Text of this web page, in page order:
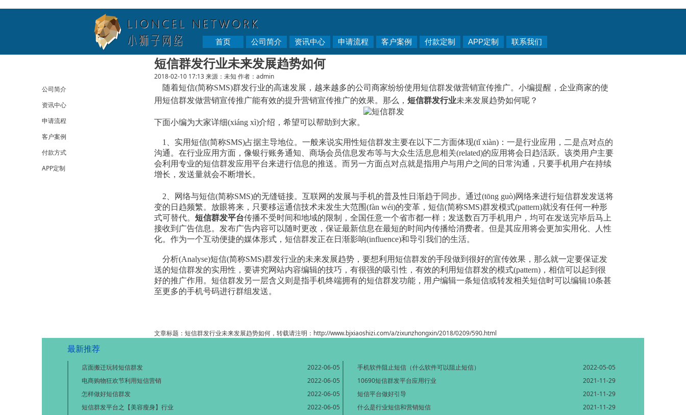
首页 公司简介 资讯中心 申请流程 客户案例 付款定制 APP定制 联系我们
公司简介
资讯中心
申请流程
客户案例
付款方式
APP定制
短信群发行业未来发展趋势如何
2018-02-10 17:13来源：未知 作者：admin
随着短信(简称SMS)群发行业的高速发展，越来越多的公司商家纷纷使用短信群发做营销宣传推广。小编提醒，企业商家的使
用短信群发做营销宣传推广能有效的提升营销宣传推广的效果。那么， 短信群发行业未来发展趋势如何呢？
下面小编为大家详细(xiáng xì)介绍，希望可以帮助到大家。
1、实用短信(简称SMS)占据主导地位。一般来说实用性短信群发主要在以下二方面体现(tǐ xiàn)：一是行业应用，二是点对点的
沟通。在行业应用方面，像银行账务通知、商场会员信息发布等与大众生活息息相关(related)的应用将会日趋活跃。该类用户主要
会利用专业的短信群发应用平台来进行信息的推送。而另一方面点对点就是指用户与用户之间的日常沟通，只要手机用户在持续
增长，发送量就会不断增长。
2、网络与短信(简称SMS)的无缝链接。互联网的发展与手机的普及性日渐趋于同步。通过(tōng guò)网络来进行短信群发发送将
变的日趋频繁。 放眼将来，只要移运通信技术未发生大范围(fàn wéi)的变革，短信(简称SMS)群发模式(pattern)就没有任何一种形
式可替代。 短信群发平台传播不受时间和地域的限制，全国任意一个省市都一样；发送数百万手机用户，均可在发送完毕后马上
接收到广告信息。发布广告内容可以随时更改，保证最新信息在最短的时间内传播给消费者。但是其应用将会更加实用化、人性
化。作为一个互动便捷的媒体形式，短信群发正在日渐影响(influence)和导引我们的生活。
分析(Analyse)短信(简称SMS)群发行业的未来发展趋势，要想利用短信群发的手段做到很好的宣传效果，那么就一定要保证发
送的短信群发的实用性，要讲究网站内容编辑的技巧，有很强的吸引性，有效的利用短信群发的模式(pattern)，相信可以起到很
好的推广作用。短信群发另一层含义则是指手机终端拥有的短信群发功能，用户编辑一条短信或转发相关短信时可以编辑10条甚
至更多的手机号码进行群组发送。
文章标题：短信群发行业未来发展趋势如何，转载请注明： http://www.bjxiaoshizi.com/a/zixunzhongxin/2018/0209/590.html
最新推荐
店面搬迁玩转短信群发
2022-06-05
电商购物狂欢节利用短信营销
2022-06-05
怎样做好短信群发
2022-06-05
短信群发平台之【美容瘦身】行业
2022-06-05
手机软件阻止短信（什么软件可以阻止短信）
2022-05-05
10690短信群发平台应用行业
2021-11-29
短信平台做好引导
2021-11-29
什么是行业短信和营销短信
2021-11-29